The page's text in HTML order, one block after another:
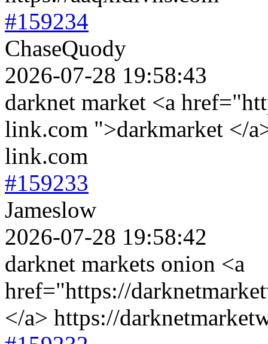
#159234
ChaseQuody
2026-07-28 19:58:43
darknet market <a
link.com ">darkmarket </
link.com
#159233
Jameslow
2026-07-28 19:58:42
darknet markets onion <a
href="https://
</a> https://